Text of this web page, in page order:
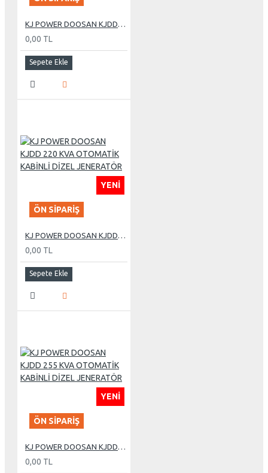
KJ POWER DOOSAN KJDD 170 KVA OTOMATİK KABİNLİ DİZEL JENERATÖR
0,00 TL
Sepete Ekle
YENI
ÖN SIPARIŞ
KJ POWER DOOSAN KJDD 220 KVA OTOMATİK KABİNLİ DİZEL JENERATÖR
0,00 TL
Sepete Ekle
YENI
ÖN SIPARIŞ
KJ POWER DOOSAN KJDD 255 KVA OTOMATİK KABİNLİ DİZEL JENERATÖR
0,00 TL